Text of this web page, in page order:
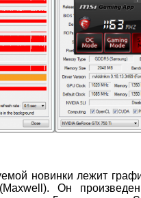
новинки лежит
Он